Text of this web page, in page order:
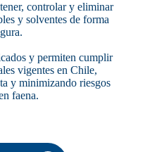
controlar y eliminar
y solventes de forma
y permiten cumplir
vigentes en Chile,
y minimizando riesgos
faena.